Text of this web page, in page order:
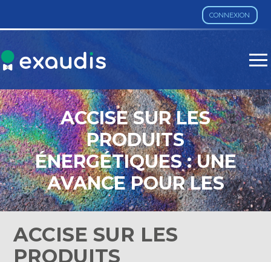
CONNEXION
Aller
ACCISE SUR LES
PRODUITS
ÉNERGÉTIQUES : UNE
AVANCE POUR LES
AGRICULTEURS
ACCISE SUR LES
PRODUITS